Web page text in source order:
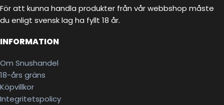
För att kunna handla produkter från vår webbshop måste
du enligt svensk lag ha fyllt 18 år.
INFORMATION
Om Snushandel
18-års gräns
Köpvillkor
Integritetspolicy